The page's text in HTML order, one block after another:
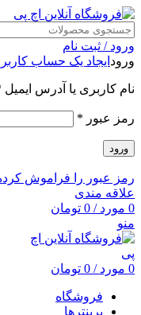
ورود / ثبت نام
ورود ایجاد یک حساب
نام کاربری یا آدرس ایمیل
رمز عبور *
ورود
رمز عبور را فراموش
علاقه مندی
0 مورد /
0 تومان
منو
0 مورد /
0 تومان
فروشگاه
پرینترها